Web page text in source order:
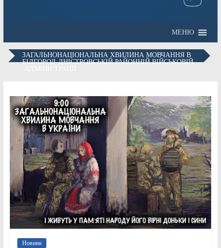
МЕНЮ
ЗАГАЛЬНОНАЦІОНАЛЬНА ХВИЛИНА МОВЧАННЯ В
БІЛГОРОД-ДНІСТРОВСЬКІЙ РАЙОННІЙ ВІЙСЬКОВІЙ
Новини